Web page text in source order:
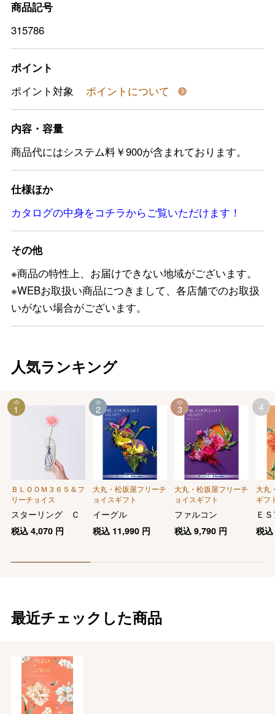
商品記号
315786
ポイント
ポイント対象
ポイントについて
内容・容量
商品代にはシステム料￥900が含まれております。
仕様ほか
カタログの中身をコチラからご覧いただけます！
その他
※商品の特性上、お届けできない地域がございます。
※WEBお取扱い商品につきまして、各店舗でのお取扱
いがない場合がございます。
人気ランキング
ＢＬＯＯＭ３６５＆フ
リーチョイス
スターリング Ｃ
税込 4,070円
1
大丸・松坂屋フリーチ
ョイスギフト
イーグル
税込 11,990 円
2
大丸・松坂屋フリーチ
ョイスギフト
ファルコン
税込9,790 円
3
大丸
ギフ
慶事
Ｅ
税
4
最近チェックした商品